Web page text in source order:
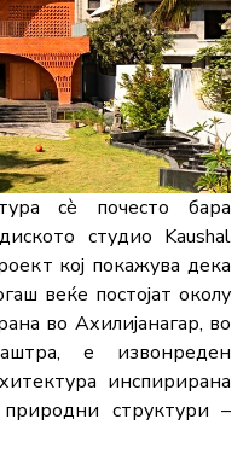
сè почесто бара
студио Kaushal
кој покажува дека
веќе постојат околу
во Ахилијанагар, во
е извонреден
инспирирана
структури –